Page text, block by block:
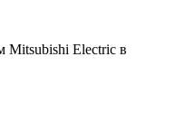
Electric в